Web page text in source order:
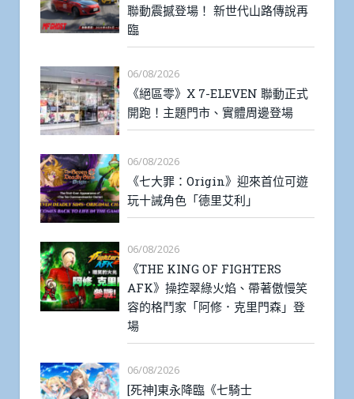
聯動震撼登場！ 新世代山路傳說再
臨
06/08/2026
《絕區零》X 7-ELEVEN 聯動正式
開跑！主題門市、實體周邊登場
06/08/2026
《七大罪：Origin》迎來首位可遊
玩十誡角色「德里艾利」
06/08/2026
《THE KING OF FIGHTERS
AFK》操控翠綠火焰、帶著傲慢笑
容的格鬥家「阿修．克里門森」登
場
06/08/2026
[死神]東永降臨《七騎士